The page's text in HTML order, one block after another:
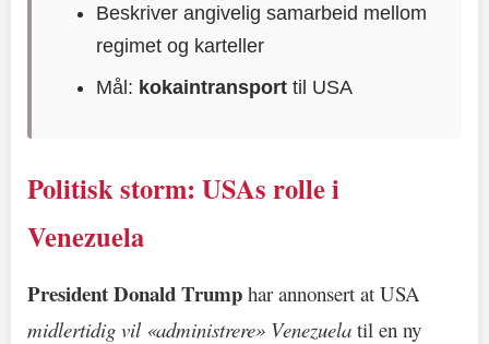
Beskriver angivelig samarbeid mellom
regimet og karteller
Mål: kokaintransport til USA
Politisk storm: USAs rolle i
Venezuela
President Donald Trump har annonsert at USA
midlertidig vil «administrere» Venezuela til en ny